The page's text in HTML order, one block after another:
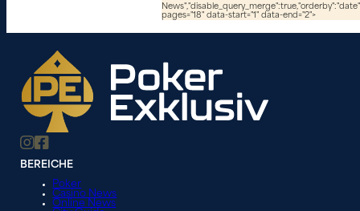
pages="18" data-start="1" data-end="2">
BEREICHE
Poker
Casino News
Online News